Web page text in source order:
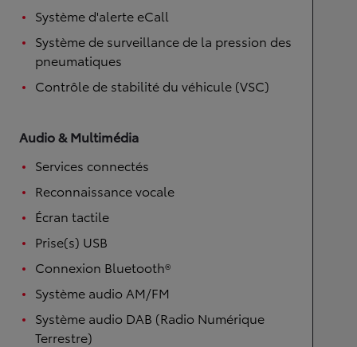
Système d'alerte eCall
Système de surveillance de la pression des
pneumatiques
Contrôle de stabilité du véhicule (VSC)
Audio & Multimédia
Services connectés
Reconnaissance vocale
Écran tactile
Prise(s) USB
Connexion Bluetooth®
Système audio AM/FM
Système audio DAB (Radio Numérique
Terrestre)